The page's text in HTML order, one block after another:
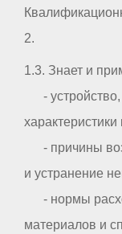
2.
1.3. Знает и
- устройство,
- причины
и устранение
- нормы
материалов и